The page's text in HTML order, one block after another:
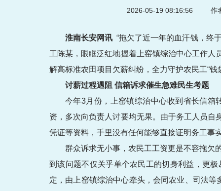
2026-05-19 08:16:56 作
淮南长安网讯 “拖欠了近一年的血汗钱，终
工陈某，眼眶泛红地握着上窑镇综治中心工作
解高标准农田项目欠薪纠纷，全力守护农民工“钱
讨薪过程遇阻 信箱诉求催生急难民生考题
今年3月份，上窑镇综治中心收到省长信箱
资，多次向负责人讨要均无果。由于务工人员
凭证等资料，手里没有任何能够直接证明务工事
群众诉求无小事，农民工工资更是不容拖欠
到该问题不仅关乎单个农民工的切身利益，更
定，由上窑镇综治中心牵头，会同农业、司法